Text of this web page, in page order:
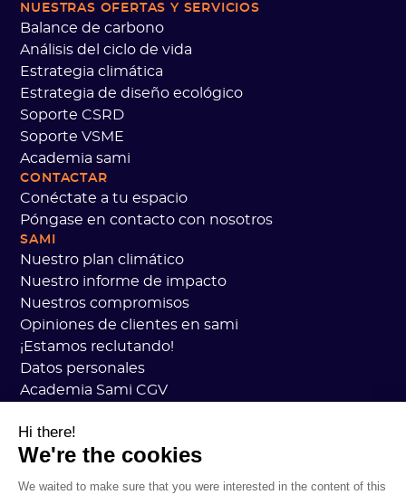
NUESTRAS OFERTAS Y SERVICIOS
Balance de carbono
Análisis del ciclo de vida
Estrategia climática
Estrategia de diseño ecológico
Soporte CSRD
Soporte VSME
Academia sami
CONTACTAR
Conéctate a tu espacio
Póngase en contacto con nosotros
SAMI
Nuestro plan climático
Nuestro informe de impacto
Nuestros compromisos
Opiniones de clientes en sami
¡Estamos reclutando!
Datos personales
Academia Sami CGV
Estado de los servicios
Información legal
Hi there!
We're the cookies
We waited to make sure that you were interested in the content of this